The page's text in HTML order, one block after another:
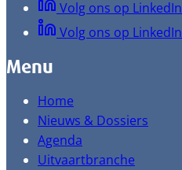
Volg ons op LinkedIn
Volg ons op LinkedIn
Menu
Home
Nieuws & Dossiers
Agenda
Uitvaartbranche